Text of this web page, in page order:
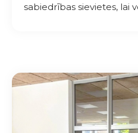
sabiedrības sievietes, lai